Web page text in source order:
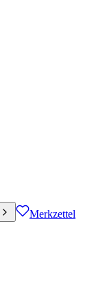
Merkzettel